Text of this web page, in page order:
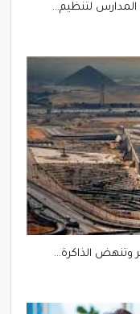
المدارس لتنظيم…
وتنهض الذاكرة…